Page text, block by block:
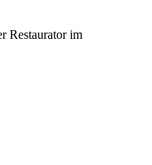
Restaurator im